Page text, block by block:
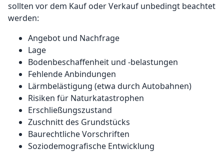
sollten vor dem Kauf oder Verkauf unbedingt beachtet
werden:
Angebot und Nachfrage
Lage
Bodenbeschaffenheit und -belastungen
Fehlende Anbindungen
Lärmbelästigung (etwa durch Autobahnen)
Risiken für Naturkatastrophen
Erschließungszustand
Zuschnitt des Grundstücks
Baurechtliche Vorschriften
Soziodemografische Entwicklung